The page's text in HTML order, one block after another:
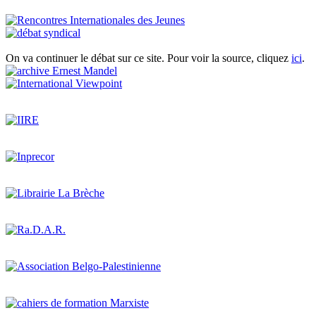
On va continuer le débat sur ce site. Pour voir la source, cliquez ici.